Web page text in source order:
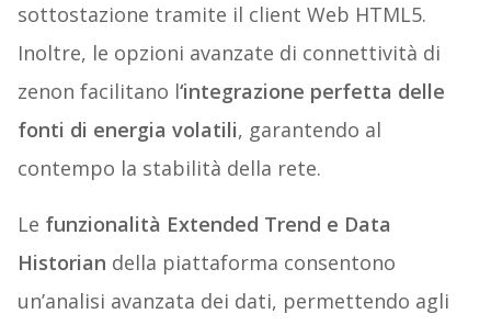
sottostazione tramite il client Web HTML5.
Inoltre, le opzioni avanzate di connettività di
zenon facilitano l‘integrazione perfetta delle
fonti di energia volatili, garantendo al
contempo la stabilità della rete.
Le funzionalità Extended Trend e Data
Historian della piattaforma consentono
un’analisi avanzata dei dati, permettendo agli